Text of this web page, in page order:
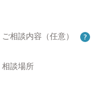
ご相談内容（任意）
相談場所